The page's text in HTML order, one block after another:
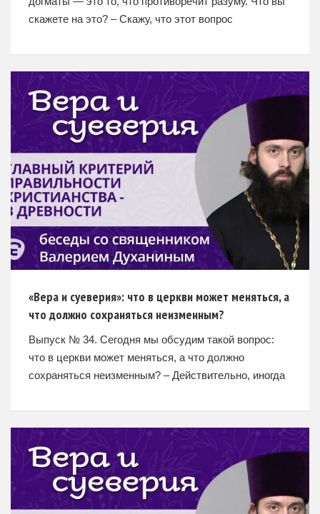
скажете на это? – Скажу, что этот вопрос
«Вера и суеверия»: что в церкви может меняться, а
что должно сохраняться неизменным?
Выпуск № 34. Сегодня мы обсудим такой вопрос:
что в церкви может меняться, а что должно
сохраняться неизменным? – Действительно, иногда
старообрядчество. В плане